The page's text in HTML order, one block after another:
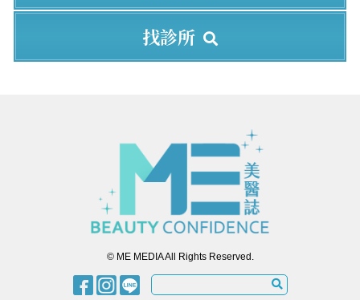
找診所
© ME MEDIA All Rights Reserved.